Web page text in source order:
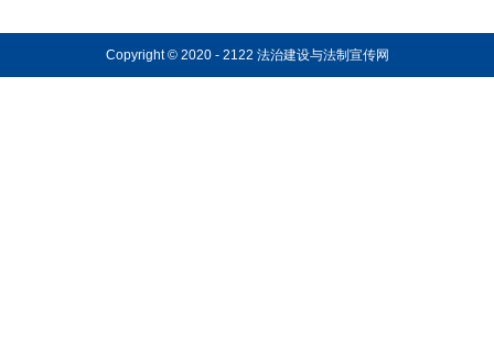
Copyright © 2020 - 2122 法治建设与法制宣传网